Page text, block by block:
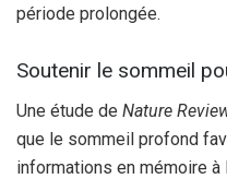
période prolongée.
Soutenir le sommeil
Une étude de Nature
que le sommeil profond
informations en mémoire